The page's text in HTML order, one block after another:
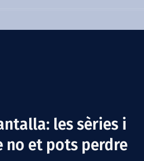
les sèries i
no et pots perdre